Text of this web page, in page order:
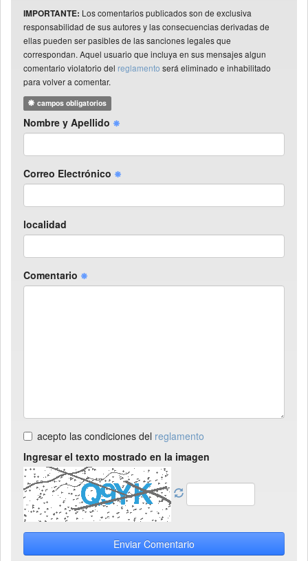
IMPORTANTE: Los comentarios publicados son de exclusiva
responsabilidad de sus autores y las consecuencias derivadas de
ellas pueden ser pasibles de las sanciones legales que
correspondan. Aquel usuario que incluya en sus mensajes algun
comentario violatorio del reglamento será eliminado e inhabilitado
para volver a comentar.
campos obligatorios
Nombre y Apellido
Correo Electrónico
localidad
Comentario
acepto las condiciones del reglamento
Ingresar el texto mostrado en la imagen
Enviar Comentario